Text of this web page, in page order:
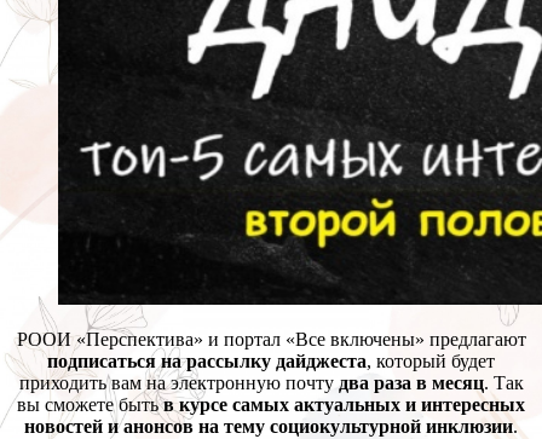
РООИ «Перспектива» и портал «Все включены» предлагают
подписаться на рассылку дайджеста, который будет
приходить вам на электронную почту два раза в месяц. Так
вы сможете бытьв курсе самых актуальных и интересных
новостей и анонсов на тему социокультурной инклюзии.